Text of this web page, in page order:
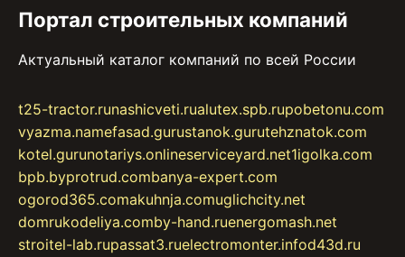
Портал строительных компаний
Актуальный каталог компаний по всей России
t25-tractor.runashicveti.rualutex.spb.rupobetonu.com
vyazma.namefasad.gurustanok.gurutehznatok.com
kotel.gurunotariys.onlineserviceyard.net1igolka.com
bpb.byprotrud.combanya-expert.com
ogorod365.comakuhnja.comuglichcity.net
domrukodeliya.comby-hand.ruenergomash.net
stroitel-lab.rupassat3.ruelectromonter.infod43d.ru